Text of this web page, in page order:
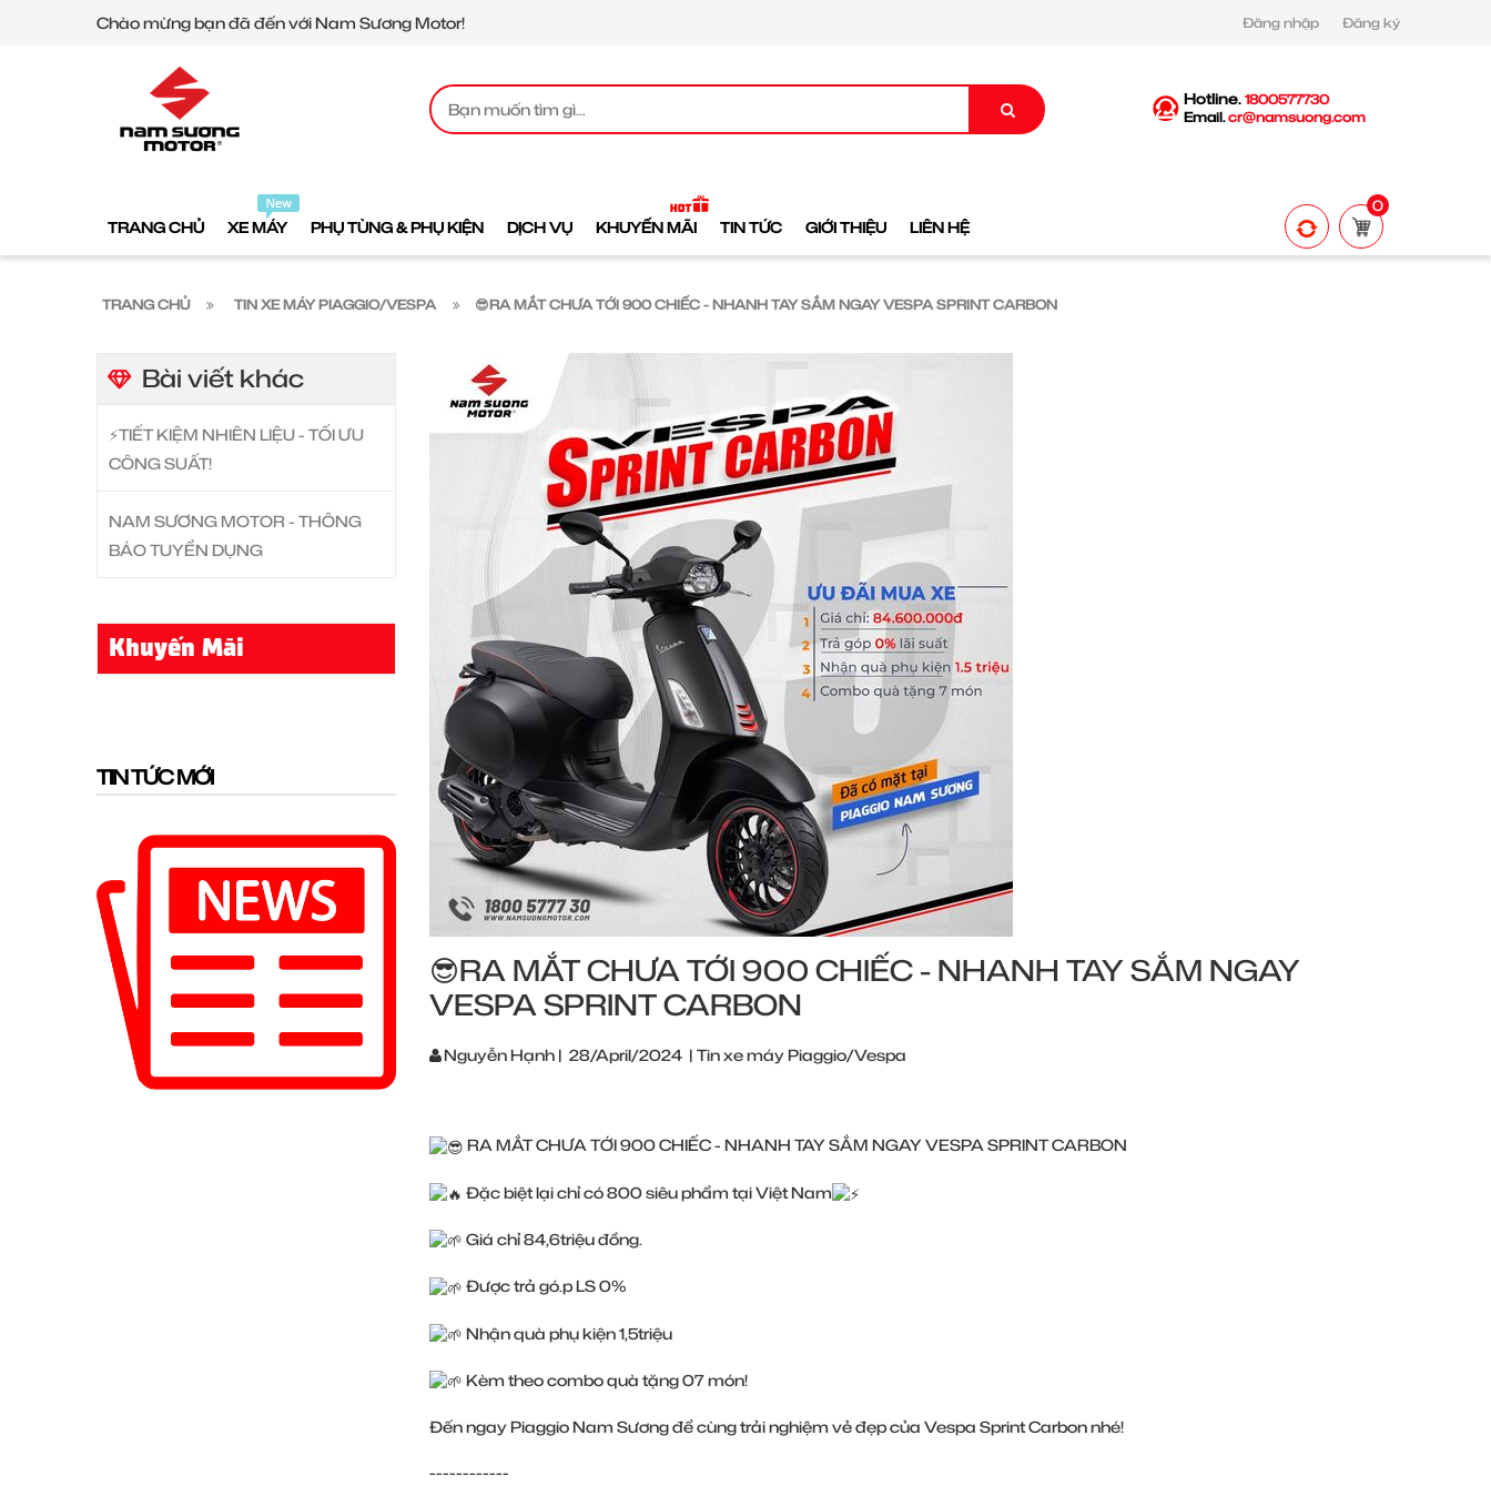
Chào mừng bạn đã đến với Nam Sương Motor! Đăng nhập Đăng ký
Hotline. 1800577730
Email.cr@namsuong.com
TRANG CHỦ XE MÁY PHỤ TÙNG & PHỤ KIỆN DỊCH VỤ KHUYẾN MÃI TIN TỨC GIỚI THIỆU LIÊN HỆ
0
TRANG CHỦ TIN XE MÁY PIAGGIO/VESPA 😎RA MẮT CHƯA TỚI 900 CHIẾC - NHANH TAY SẮM NGAY VESPA SPRINT CARBON
Bài viết khác
⚡️TIẾT KIỆM NHIÊN LIỆU - TỐI ƯU
CÔNG SUẤT!
NAM SƯƠNG MOTOR - THÔNG
BÁO TUYỂN DỤNG
Khuyến Mãi
TIN TỨC MỚI
😎RA MẮT CHƯA TỚI 900 CHIẾC - NHANH TAY SẮM NGAY
VESPA SPRINT CARBON
Nguyễn Hạnh | 28/April/2024 | Tin xe máy Piaggio/Vespa
RA MẮT CHƯA TỚI 900 CHIẾC - NHANH TAY SẮM NGAY VESPA SPRINT CARBON
Đặc biệt lại chỉ có 800 siêu phẩm tại Việt Nam
Giá chỉ 84,6triệu đồng.
Được trả gó.p LS 0%
Nhận quà phụ kiện 1,5triệu
Kèm theo combo quà tặng 07 món!
Đến ngay Piaggio Nam Sương để cùng trải nghiệm vẻ đẹp của Vespa Sprint Carbon nhé!
------------